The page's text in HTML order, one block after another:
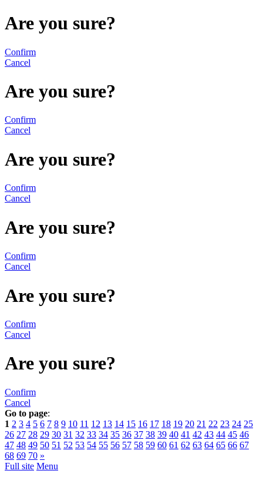
Are you sure?
Confirm
Cancel
Are you sure?
Confirm
Cancel
Are you sure?
Confirm
Cancel
Are you sure?
Confirm
Cancel
Are you sure?
Confirm
Cancel
Are you sure?
Confirm
Cancel
Go to page:
1 2 3 4 5 6 7 8 9 10 11 12 13 14 15 16 17 18 19 20 21 22 23 24 25
26 27 28 29 30 31 32 33 34 35 36 37 38 39 40 41 42 43 44 45 46
47 48 49 50 51 52 53 54 55 56 57 58 59 60 61 62 63 64 65 66 67
68 69 70 »
Full site Menu